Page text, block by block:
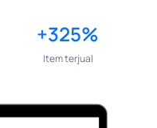
+325%
Item terjual